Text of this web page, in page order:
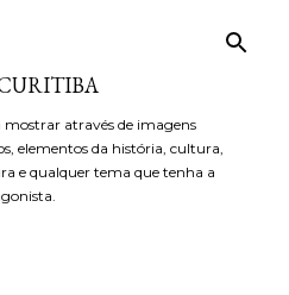
através de imagens
elementos da história, cultura,
e qualquer tema que tenha a